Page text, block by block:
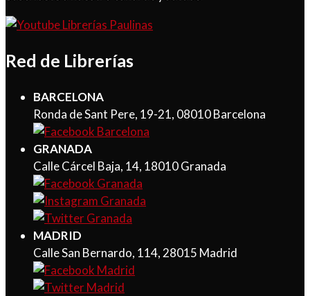
Red de Librerías
BARCELONA
Ronda de Sant Pere, 19-21, 08010 Barcelona
GRANADA
Calle Cárcel Baja, 14, 18010 Granada
MADRID
Calle San Bernardo, 114, 28015 Madrid